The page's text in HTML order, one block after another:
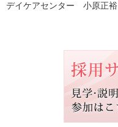
デイケアセンター 小原正裕